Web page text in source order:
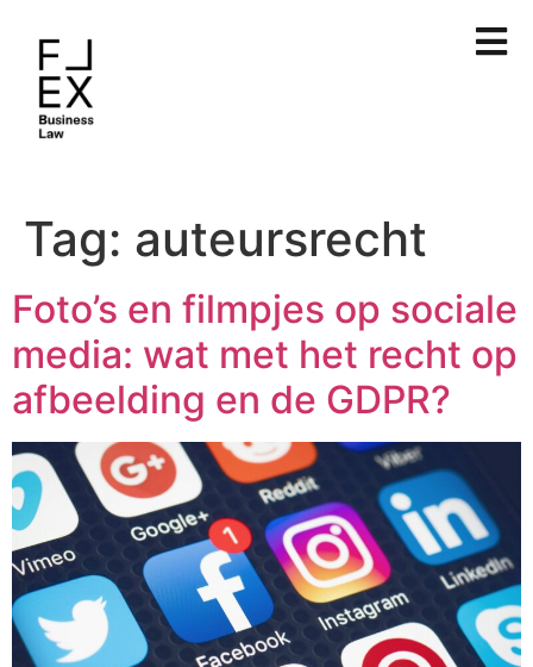
Tag: auteursrecht
Foto’s en filmpjes op sociale
media: wat met het recht op
afbeelding en de GDPR?